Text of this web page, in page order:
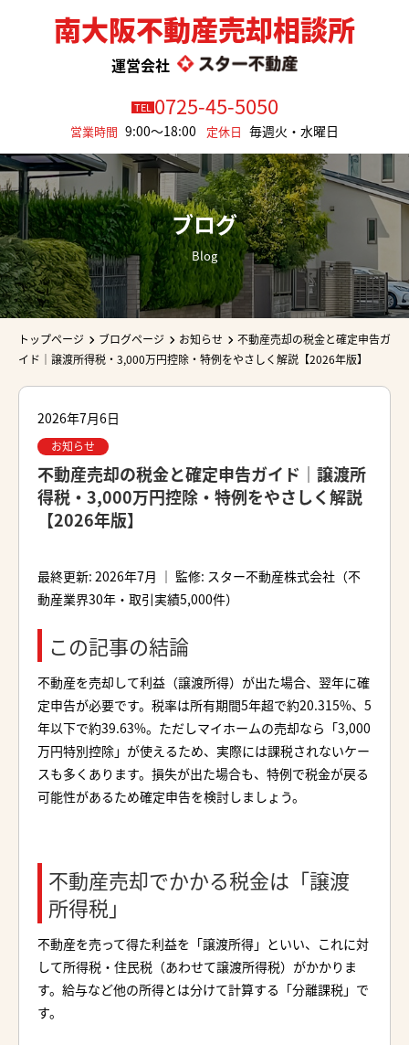
南大阪不動産売却相談所
運営会社
TEL0725-45-5050
営業時間 9:00～18:00 定休日 毎週火・水曜日
ブログ
Blog
トップページ ブログページ お知らせ
不動産売却の税金と確定申告ガ
イド｜譲渡所得税・3,000万円控除・特例をやさしく解説【2026年版】
2026年7月6日
お知らせ
不動産売却の税金と確定申告ガイド｜譲渡所
得税・3,000万円控除・特例をやさしく解説
【2026年版】
最終更新: 2026年7月 ｜ 監修: スター不動産株式会社（不
動産業界30年・取引実績5,000件）
この記事の結論
不動産を売却して利益（譲渡所得）が出た場合、翌年に確
定申告が必要です。税率は所有期間5年超で約20.315%、5
年以下で約39.63%。ただしマイホームの売却なら「3,000
万円特別控除」が使えるため、実際には課税されないケー
スも多くあります。損失が出た場合も、特例で税金が戻る
可能性があるため確定申告を検討しましょう。
不動産売却でかかる税金は「譲渡
所得税」
不動産を売って得た利益を「譲渡所得」といい、これに対
して所得税・住民税（あわせて譲渡所得税）がかかりま
す。給与など他の所得とは分けて計算する「分離課税」で
す。